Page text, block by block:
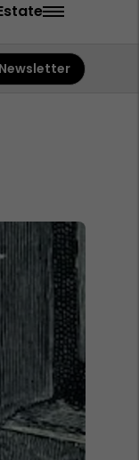
Newsletter